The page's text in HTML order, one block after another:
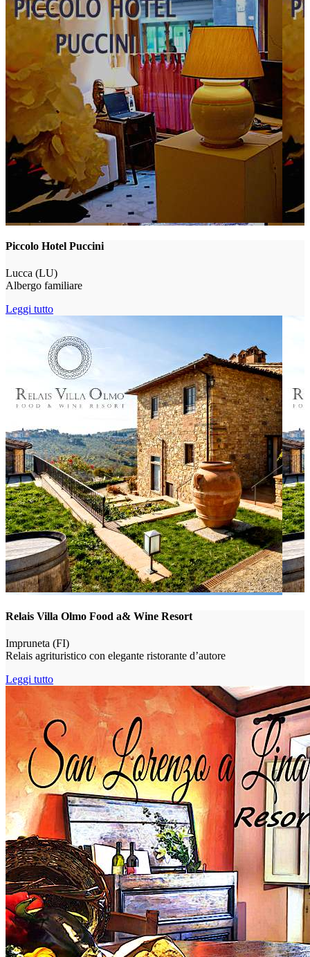
Piccolo Hotel Puccini
Lucca (LU)
Albergo familiare
Leggi tutto
Relais Villa Olmo Food a& Wine Resort
Impruneta (FI)
Relais agrituristico con elegante ristorante d’autore
Leggi tutto